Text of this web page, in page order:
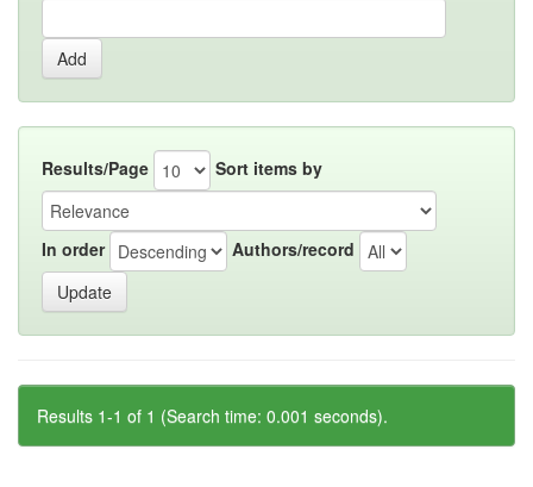
Results/Page Sort items by
In order Authors/record
Results 1-1 of 1 (Search time: 0.001 seconds).